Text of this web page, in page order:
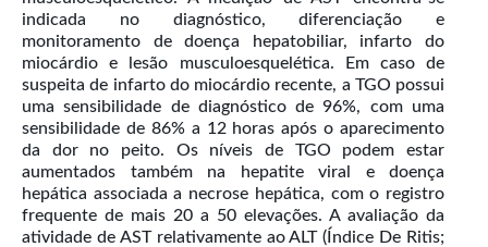
indicada no diagnóstico, diferenciação e
monitoramento de doença hepatobiliar, infarto do
miocárdio e lesão musculoesquelética. Em caso de
suspeita de infarto do miocárdio recente, a TGO possui
uma sensibilidade de diagnóstico de 96%, com uma
sensibilidade de 86% a 12 horas após o aparecimento
da dor no peito. Os níveis de TGO podem estar
aumentados também na hepatite viral e doença
hepática associada a necrose hepática, com o registro
frequente de mais 20 a 50 elevações. A avaliação da
atividade de AST relativamente ao ALT (Índice De Ritis;